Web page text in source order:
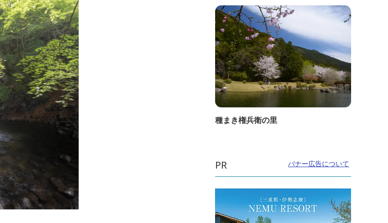
種まき権兵衛の里
PR バナー広告について